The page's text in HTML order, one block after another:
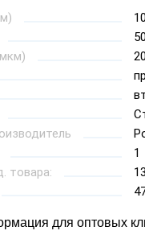
1
товара:
для оптовых